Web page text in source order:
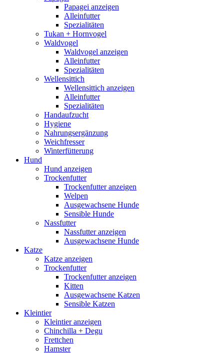
Papagei anzeigen
Alleinfutter
Spezialitäten
Tukan + Hornvogel
Waldvogel
Waldvogel anzeigen
Alleinfutter
Spezialitäten
Wellensittich
Wellensittich anzeigen
Alleinfutter
Spezialitäten
Handaufzucht
Hygiene
Nahrungsergänzung
Weichfresser
Winterfütterung
Hund
Hund anzeigen
Trockenfutter
Trockenfutter anzeigen
Welpen
Ausgewachsene Hunde
Sensible Hunde
Nassfutter
Nassfutter anzeigen
Ausgewachsene Hunde
Katze
Katze anzeigen
Trockenfutter
Trockenfutter anzeigen
Kitten
Ausgewachsene Katzen
Sensible Katzen
Kleintier
Kleintier anzeigen
Chinchilla + Degu
Frettchen
Hamster